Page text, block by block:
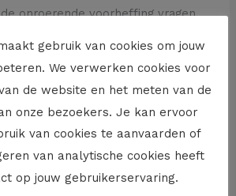
onroerende voorheffing vragen.
kinderen heeft of als er één of
personen deel uitmaken van
Als je uiteindelijk als eigenaar
dan moet die ten goede komen aan
dan ook als verhuurder het bedrag
van de huur moeten aftrekken,
aan de huurder moeten doorstorten.
gebruik van cookies om jouw
We verwerken cookies voor
de website en het meten van de
onze bezoekers. Je kan ervoor
van cookies te aanvaarden of
van analytische cookies heeft
op jouw gebruikerservaring.